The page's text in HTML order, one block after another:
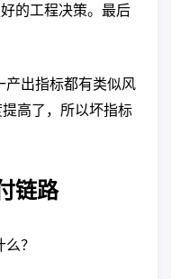
的工程决策。最后
产出指标都有类似风
提高了，所以坏指标
链路
？